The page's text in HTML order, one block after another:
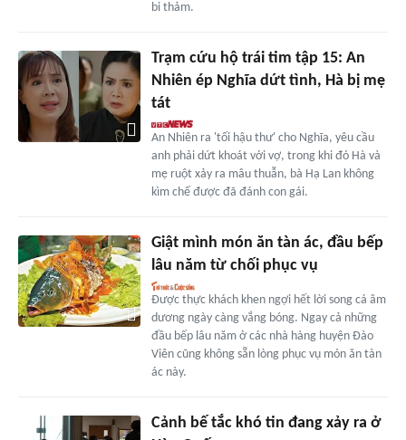
bi thảm.
Trạm cứu hộ trái tim tập 15: An
Nhiên ép Nghĩa dứt tình, Hà bị mẹ
tát
An Nhiên ra 'tối hậu thư' cho Nghĩa, yêu cầu
anh phải dứt khoát với vợ, trong khi đó Hà và
mẹ ruột xảy ra mâu thuẫn, bà Hạ Lan không
kìm chế được đã đánh con gái.
Giật mình món ăn tàn ác, đầu bếp
lâu năm từ chối phục vụ
Được thực khách khen ngợi hết lời song cá âm
dương ngày càng vắng bóng. Ngay cả những
đầu bếp lâu năm ở các nhà hàng huyện Đào
Viên cũng không sẵn lòng phục vụ món ăn tàn
ác này.
Cảnh bế tắc khó tin đang xảy ra ở